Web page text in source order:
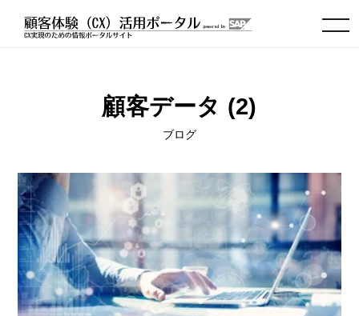
toggle navigation
顧客データ (2)
ブログ